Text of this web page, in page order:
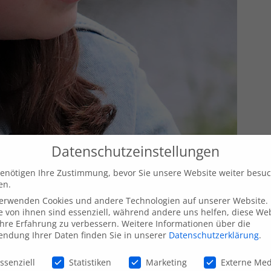
Datenschutzeinstellungen
Ihre Zustimmung, bevor Sie unsere Website weiter
Cookies und andere Technologien auf unserer Website.
von ihnen sind essenziell, während andere uns helfen, diese
Erfahrung zu verbessern. Weitere Informationen über die
Ihrer Daten finden Sie in unserer Datenschutzerklärung.
Statistiken Marketing Externe